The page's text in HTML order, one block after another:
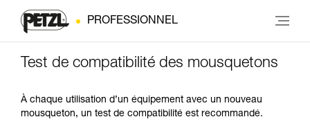
PROFESSIONNEL
Test de compatibilité des mousquetons
À chaque utilisation d’un équipement avec un nouveau
mousqueton, un test de compatibilité est recommandé.